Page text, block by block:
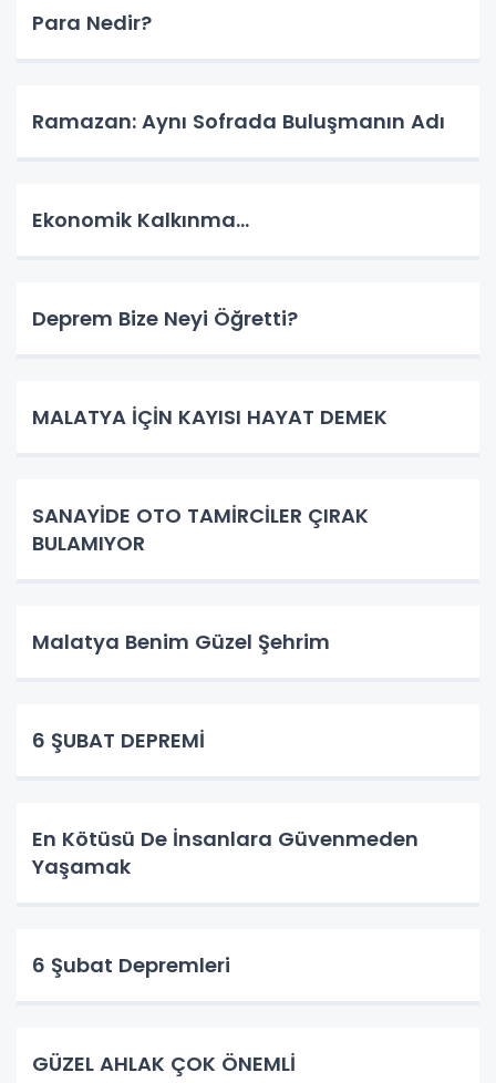
Para Nedir?
Ramazan: Aynı Sofrada Buluşmanın Adı
Ekonomik Kalkınma…
Deprem Bize Neyi Öğretti?
MALATYA İÇİN KAYISI HAYAT DEMEK
SANAYİDE OTO TAMİRCİLER ÇIRAK
BULAMIYOR
Malatya Benim Güzel Şehrim
6 ŞUBAT DEPREMİ
En Kötüsü De İnsanlara Güvenmeden
Yaşamak
6 Şubat Depremleri
GÜZEL AHLAK ÇOK ÖNEMLİ